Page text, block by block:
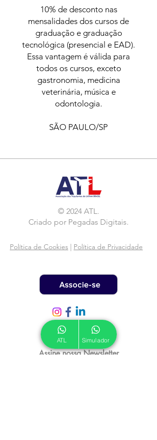
10% de desconto nas
mensalidades dos cursos de
graduação e graduação
tecnológica (presencial e EAD).
Essa vantagem é válida para
todos os cursos, exceto
gastronomia, medicina
veterinária, música e
odontologia.
SÃO PAULO/SP
© 2024 ATL.
Criado por Pegadas Digitais.
Política de Cookies | Política de Privacidade
Associe-se
Assine nossa Newsletter
ATL Simulador